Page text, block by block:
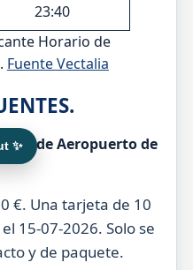
23:40
Horario de
Fuente Vectalia
C6 de Aeropuerto de
€. Una tarjeta de 10
15-07-2026. Solo se
y de paquete.
✨